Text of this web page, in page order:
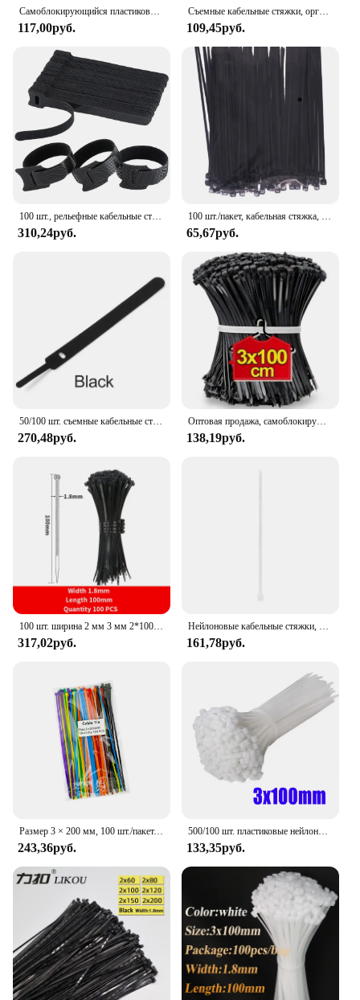
Самоблокирующийся пластиковый нейлоновый Галстук 100 шт., черный крепежный ремешок, набор кабельных стяжек, застежка-молния, Крепежное кольцо, застежка-молния, галстук
117,00руб.
Съемные кабельные стяжки, органайзер для проводов, черный, 15, 20, 25, 30 см, нейлоновые ремни с крючками и петлями, обертывание на молнии, связка, повязка, пластиковое крепление
109,45руб.
100 шт., рельефные кабельные стяжки
310,24руб.
100 шт./пакет, кабельная стяжка, самоблокирующаяся пластиковая нейлоновая стяжка, белый, черный, красочный органайзер, застежка для кабеля, провод, кабельные стяжки на молнии
65,67руб.
270,48руб.
Оптовая продажа, самоблокирующиеся нейлоновые кабельные стяжки, пластиковые стяжки для шнура, прочные кабели, крепежные кольца, петля, органайзер для оборудования, проволочные ремни
138,19руб.
317,02руб. 161,78руб.
Размер 3 × 200 мм, 100 шт./пакет, многоцветная нейлоновая кабельная стяжка с блокировкой, быстрый пучок, пластиковая петля, проволочная обмотка
243,36руб.
500/100 шт. пластиковые нейлоновые кабельные стяжки, самоблокирующиеся стяжки для шнура, ремни, регулируемые кабели, крепежная петля, проволочные стяжки на молнии для дома и офиса
133,35руб.